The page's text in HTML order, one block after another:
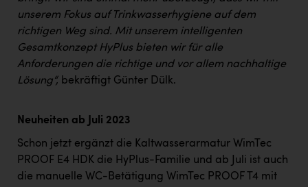
unserem Fokus auf Trinkwasserhygiene auf dem
richtigen Weg sind. Mit unserem intelligenten
Gesamtkonzept HyPlus bieten wir für alle
Anforderungen die richtige und vor allem nachhaltige
Lösung“, bekräftigt Günter Dülk.
Neuheiten ab Juli 2023
Schon jetzt ergänzt die Kaltwasserarmatur WimTec
PROOF E4 HDK die HyPlus-Familie und ab Juli ist auch
die manuelle WC-Betätigung WimTec PROOF T4 mit